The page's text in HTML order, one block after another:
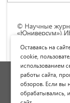
© Научные
«Юниверсум»)
Commons «
Оставаясь на
cookie,
использованием
работы сайта,
обзоров. Если вы
обрабатывались,